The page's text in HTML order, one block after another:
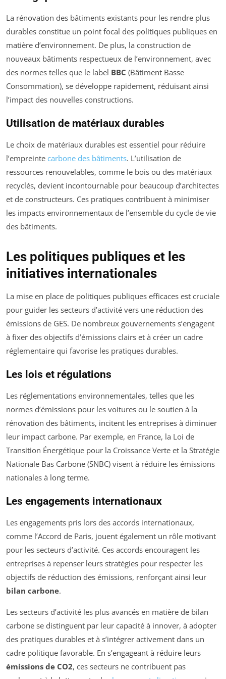
La rénovation des bâtiments existants pour les rendre plus
durables constitue un point focal des politiques publiques en
matière d’environnement. De plus, la construction de
nouveaux bâtiments respectueux de l’environnement, avec
des normes telles que le label BBC (Bâtiment Basse
Consommation), se développe rapidement, réduisant ainsi
l’impact des nouvelles constructions.
Utilisation de matériaux durables
Le choix de matériaux durables est essentiel pour réduire
l’empreinte carbone des bâtiments. L’utilisation de
ressources renouvelables, comme le bois ou des matériaux
recyclés, devient incontournable pour beaucoup d’architectes
et de constructeurs. Ces pratiques contribuent à minimiser
les impacts environnementaux de l’ensemble du cycle de vie
des bâtiments.
Les politiques publiques et les
initiatives internationales
La mise en place de politiques publiques efficaces est cruciale
pour guider les secteurs d’activité vers une réduction des
émissions de GES. De nombreux gouvernements s’engagent
à fixer des objectifs d’émissions clairs et à créer un cadre
réglementaire qui favorise les pratiques durables.
Les lois et régulations
Les réglementations environnementales, telles que les
normes d’émissions pour les voitures ou le soutien à la
rénovation des bâtiments, incitent les entreprises à diminuer
leur impact carbone. Par exemple, en France, la Loi de
Transition Énergétique pour la Croissance Verte et la Stratégie
Nationale Bas Carbone (SNBC) visent à réduire les émissions
nationales à long terme.
Les engagements internationaux
Les engagements pris lors des accords internationaux,
comme l’Accord de Paris, jouent également un rôle motivant
pour les secteurs d’activité. Ces accords encouragent les
entreprises à repenser leurs stratégies pour respecter les
objectifs de réduction des émissions, renforçant ainsi leur
bilan carbone.
Les secteurs d’activité les plus avancés en matière de bilan
carbone se distinguent par leur capacité à innover, à adopter
des pratiques durables et à s’intégrer activement dans un
cadre politique favorable. En s’engageant à réduire leurs
émissions de CO2, ces secteurs ne contribuent pas